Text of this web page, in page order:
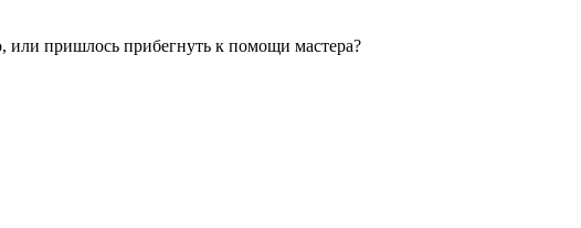
или пришлось прибегнуть к помощи мастера?